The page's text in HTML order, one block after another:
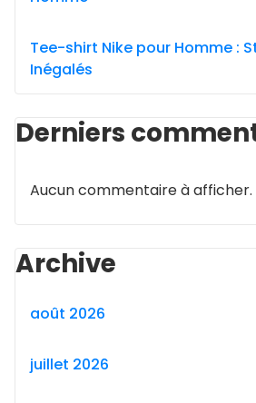
Tee-shirt Nike pour Homme :
Inégalés
Derniers
Aucun commentaire à afficher.
Archive
août 2026
juillet 2026